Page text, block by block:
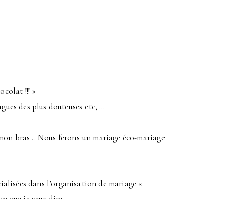
!!! »
des plus douteuses etc, …
bras .. Nous ferons un mariage éco-mariage
dans l’organisation de mariage «